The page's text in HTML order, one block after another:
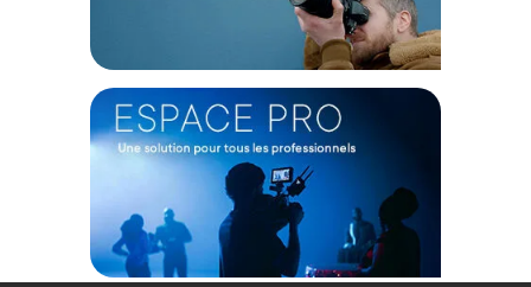
Configuration de firmwares alternatifs
Cette unité reçoit les données de Blackmagic Camera Control
par UDP pour les intégrer au signal SDI. Si elle fonctionne sur
le firmware ETH2SDI, d'autres firmwares sont compatibles. Le
micrologiciel ATEM2SDI prend en charge les données de
couleur par SDI lorsque vous vous connectez en réseau à un
mélangeur ATEM et que vous ne pouvez pas vous connecter
par SDI. L'ETH-SDI se connecte en réseau au mélangeur,
extrait les données intégrées sur SDI du mélangeur et les
intègre en local. Cette configuration nécessite une connexion
à faible latence.